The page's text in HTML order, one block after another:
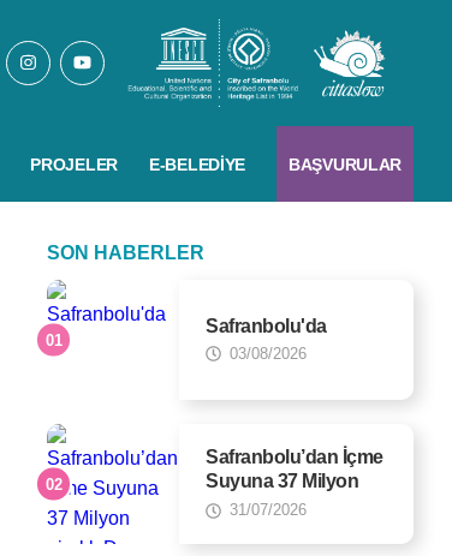
PROJELER E-BELEDIYE BAŞVURULAR
SON HABERLER
Safranbolu'da
03/08/2026
Safranbolu’dan İçme
Suyuna 37 Milyon
Liralık Dev Adım
31/07/2026